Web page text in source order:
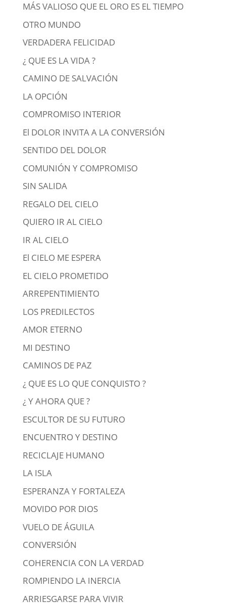
MÁS VALIOSO QUE EL ORO ES EL TIEMPO
OTRO MUNDO
VERDADERA FELICIDAD
¿ QUE ES LA VIDA ?
CAMINO DE SALVACIÓN
LA OPCIÓN
COMPROMISO INTERIOR
El DOLOR INVITA A LA CONVERSIÓN
SENTIDO DEL DOLOR
COMUNIÓN Y COMPROMISO
SIN SALIDA
REGALO DEL CIELO
QUIERO IR AL CIELO
IR AL CIELO
El CIELO ME ESPERA
EL CIELO PROMETIDO
ARREPENTIMIENTO
LOS PREDILECTOS
AMOR ETERNO
MI DESTINO
CAMINOS DE PAZ
¿ QUE ES LO QUE CONQUISTO ?
¿ Y AHORA QUE ?
ESCULTOR DE SU FUTURO
ENCUENTRO Y DESTINO
RECICLAJE HUMANO
LA ISLA
ESPERANZA Y FORTALEZA
MOVIDO POR DIOS
VUELO DE ÁGUILA
CONVERSIÓN
COHERENCIA CON LA VERDAD
ROMPIENDO LA INERCIA
ARRIESGARSE PARA VIVIR